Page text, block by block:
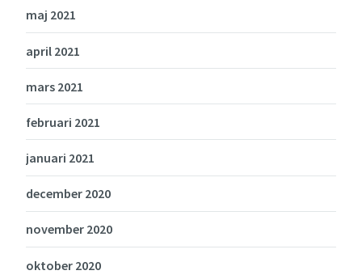
maj 2021
april 2021
mars 2021
februari 2021
januari 2021
december 2020
november 2020
oktober 2020